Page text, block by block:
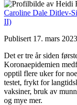
Caroline Dale Ditlev-
II)
Publisert 17. mars 2023
Det er tre år siden
Koronaepidemien
opptil flere uker for
testet, frykt for
vaksiner, bruk av
og mye mer.